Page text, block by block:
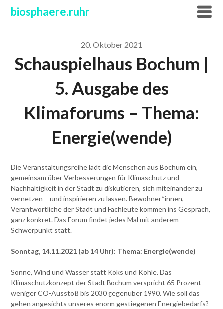
Skipbiosphaere.ruhr
20. Oktober 2021
Schauspielhaus Bochum |
5. Ausgabe des
Klimaforums – Thema:
Energie(wende)
Die Veranstaltungsreihe lädt die Menschen aus Bochum ein,
gemeinsam über Verbesserungen für Klimaschutz und
Nachhaltigkeit in der Stadt zu diskutieren, sich miteinander zu
vernetzen – und inspirieren zu lassen. Bewohner*innen,
Verantwortliche der Stadt und Fachleute kommen ins Gespräch,
ganz konkret. Das Forum findet jedes Mal mit anderem
Schwerpunkt statt.
Sonntag, 14.11.2021 (ab 14 Uhr): Thema: Energie(wende)
Sonne, Wind und Wasser statt Koks und Kohle. Das
Klimaschutzkonzept der Stadt Bochum verspricht 65 Prozent
weniger CO-Ausstoß bis 2030 gegenüber 1990. Wie soll das
gehen angesichts unseres enorm gestiegenen Energiebedarfs?